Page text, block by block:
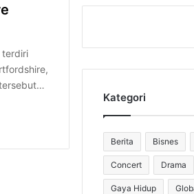
terdiri
Kategori
Berita Bisnes
Concert Drama
Gaya Hidup